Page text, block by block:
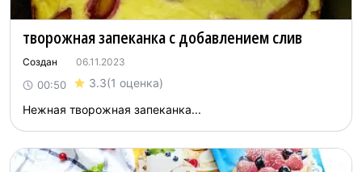
творожная запеканка с добавлением слив
Создан 06.11.2023
00:50 3.3(1 оценка)
Нежная творожная запеканка...